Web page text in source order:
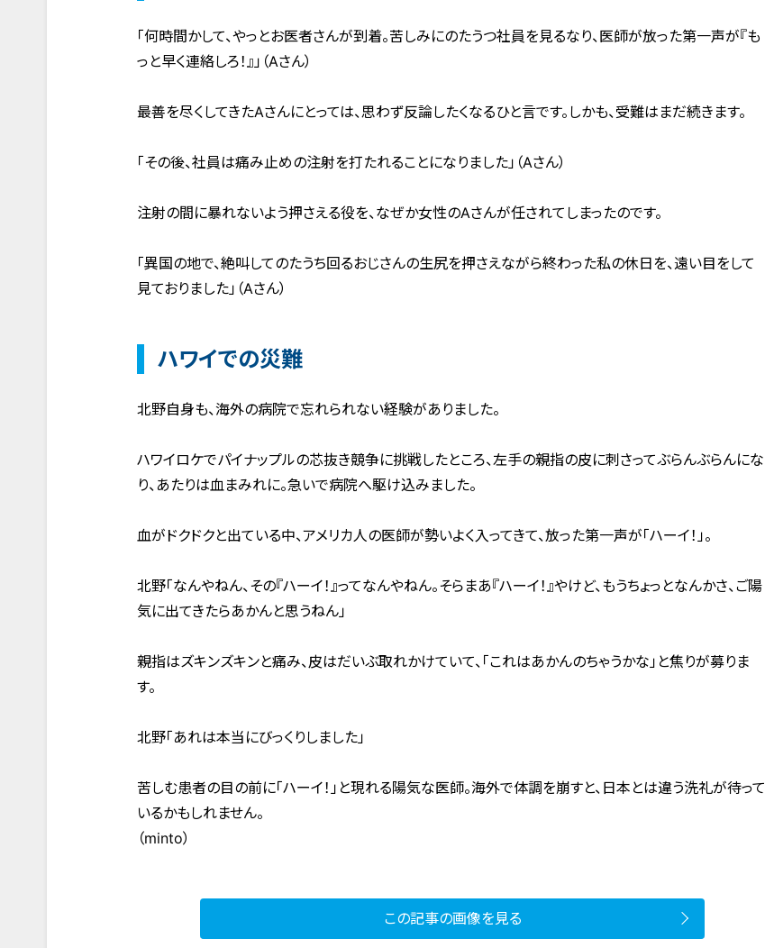
「何時間かして、やっとお医者さんが到着。苦しみにのたうつ社員を見るなり、医師が放った第一声が『も
っと早く連絡しろ！』」（Aさん）
最善を尽くしてきたAさんにとっては、思わず反論したくなるひと言です。しかも、受難はまだ続きます。
「その後、社員は痛み止めの注射を打たれることになりました」（Aさん）
注射の間に暴れないよう押さえる役を、なぜか女性のAさんが任されてしまったのです。
「異国の地で、絶叫してのたうち回るおじさんの生尻を押さえながら終わった私の休日を、遠い目をして
見ておりました」（Aさん）
ハワイでの災難
北野自身も、海外の病院で忘れられない経験がありました。
ハワイロケでパイナップルの芯抜き競争に挑戦したところ、左手の親指の皮に刺さってぶらんぶらんにな
り、あたりは血まみれに。急いで病院へ駆け込みました。
血がドクドクと出ている中、アメリカ人の医師が勢いよく入ってきて、放った第一声が「ハーイ！」。
北野「なんやねん、その『ハーイ！』ってなんやねん。そらまあ『ハーイ！』やけど、もうちょっとなんかさ、ご陽
気に出てきたらあかんと思うねん」
親指はズキンズキンと痛み、皮はだいぶ取れかけていて、「これはあかんのちゃうかな」と焦りが募りま
す。
北野「あれは本当にびっくりしました」
苦しむ患者の目の前に「ハーイ！」と現れる陽気な医師。海外で体調を崩すと、日本とは違う洗礼が待って
いるかもしれません。
（minto）
この記事の画像を見る